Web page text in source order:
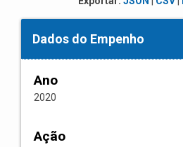
Dados do Empenho
Ano
2020
Ação